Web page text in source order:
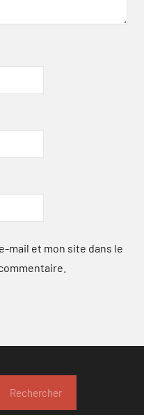
mail et mon site dans le
Rechercher